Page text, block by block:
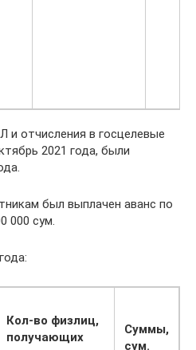
отчисления в госцелевые
2021 года, были
был выплачен аванс по
000 сум.
Кол-во физлиц,
получающих
Суммы,
сум.